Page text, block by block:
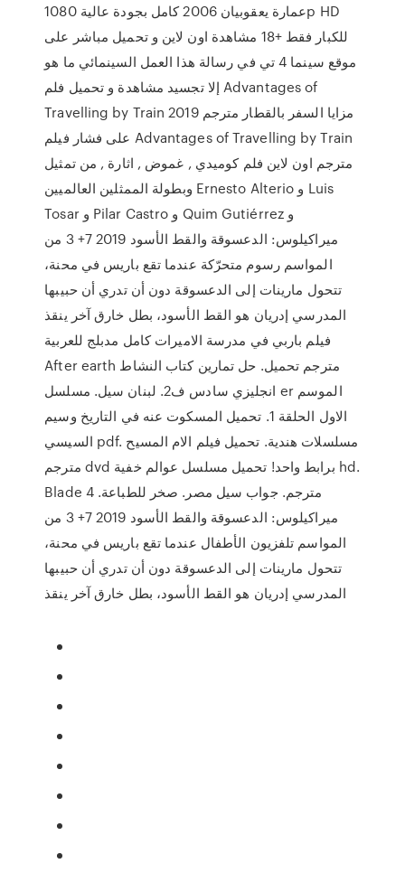
عمارة يعقوبيان 2006 كامل بجودة عالية 1080p HD
للكبار فقط +18 مشاهدة اون لاين و تحميل مباشر على
موقع سينما 4 تي في رسالة هذا العمل السينمائي ما هو
إلا تجسيد مشاهدة و تحميل فلم Advantages of
Travelling by Train 2019 مزايا السفر بالقطار مترجم
على فشار فيلم Advantages of Travelling by Train
مترجم اون لاين فلم كوميدي , غموض , اثارة , من تمثيل
وبطولة الممثلين العالميين Ernesto Alterio و Luis
Tosar و Pilar Castro و Quim Gutiérrez و
ميراكيلوس: الدعسوقة والقط الأسود 2019 7+ 3 من
المواسم رسوم متحرّكة عندما تقع باريس في محنة،
تتحول مارينات إلى الدعسوقة دون أن تدري أن حبيبها
المدرسي إدريان هو القط الأسود، بطل خارق آخر ينقذ
فيلم باربي في مدرسة الاميرات كامل مدبلج للعربية
After earth مترجم تحميل. حل تمارين كتاب النشاط
انجليزي سادس ف2. لبنان سيل. مسلسل er الموسم
الاول الحلقة 1. تحميل المسكوت عنه في التاريخ وسيم
السيسي pdf. مسلسلات هندية. تحميل فيلم الام المسيح
مترجم dvd برابط واحد! تحميل مسلسل عوالم خفية hd.
Blade 4 مترجم. جواب سيل مصر. صخر للطباعة.
ميراكيلوس: الدعسوقة والقط الأسود 2019 7+ 3 من
المواسم تلفزيون الأطفال عندما تقع باريس في محنة،
تتحول مارينات إلى الدعسوقة دون أن تدري أن حبيبها
المدرسي إدريان هو القط الأسود، بطل خارق آخر ينقذ